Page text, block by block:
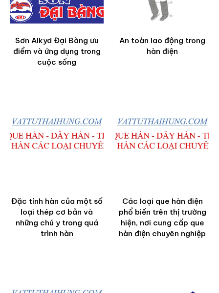
Sơn Alkyd Đại Bàng ưu
điểm và ứng dụng trong
cuộc sống
An toàn lao động trong
hàn điện
Đặc tính hàn của một số
loại thép cơ bản và
những chú y trong quá
trình hàn
Các loại que hàn điện
phổ biến trên thị trường
hiện, nơi cung cấp que
hàn điện chuyên nghiệp